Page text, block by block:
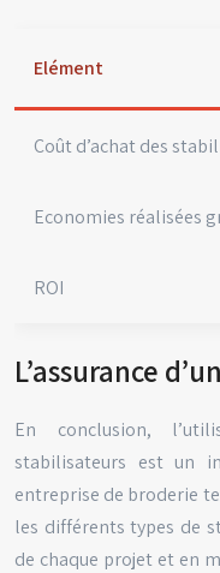
Elément
Coût d’achat des
Economies réalisées
ROI
L’assurance
En conclusion,
stabilisateurs est un
entreprise de broderie
les différents types de
de chaque projet et en